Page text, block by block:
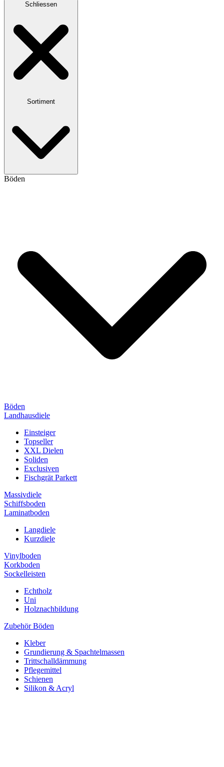
Schliessen
Sortiment
Böden
Böden
Landhausdiele
Einsteiger
Topseller
XXL Dielen
Soliden
Exclusiven
Fischgrät Parkett
Massivdiele
Schiffsboden
Laminatboden
Langdiele
Kurzdiele
Vinylboden
Korkboden
Sockelleisten
Echtholz
Uni
Holznachbildung
Zubehör Böden
Kleber
Grundierung & Spachtelmassen
Trittschalldämmung
Pflegemittel
Schienen
Silikon & Acryl